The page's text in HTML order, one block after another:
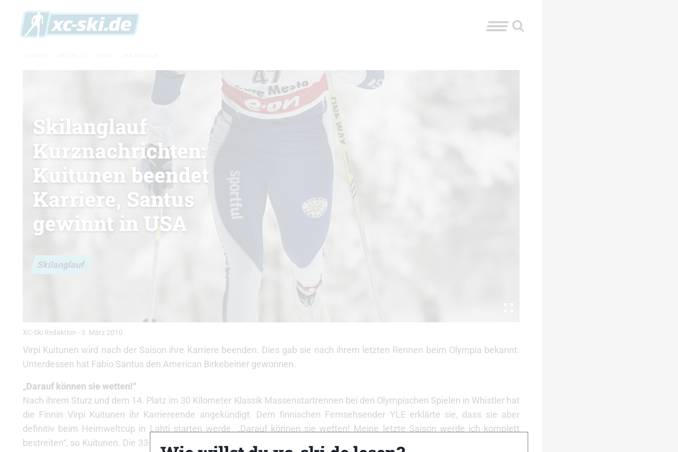
Skilanglauf
Skilanglauf
Kurznachrichten:
Kuitunen beendet
Karriere, Santus
gewinnt in USA
XC-Ski Redaktion - 3. März 2010
Virpi Kuitunen wird nach der Saison ihre Karriere beenden. Dies gab sie nach ihrem letzten Rennen beim Olympia bekannt.
Unterdessen hat Fabio Santus den American Birkebeiner gewonnen.
„Darauf können sie wetten!“
Nach ihrem Sturz und dem 14. Platz im 30 Kilometer Klassik Massenstartrennen bei den Olympischen Spielen in Whistler hat
die Finnin Virpi Kuitunen ihr Karriereende angekündigt. Dem finnischen Fernsehsender YLE erklärte sie, dass sie aber
definitiv beim Heimweltcup in Lahti starten werde. „Darauf können sie wetten! Meine letzte Saison werde ich komplett
bestreiten“, so Kuitunen. Die 33-Jährige konnte in ihrer Karriere fünf Weltmeistertitel erringen, insgesamt neun Medaillen bei